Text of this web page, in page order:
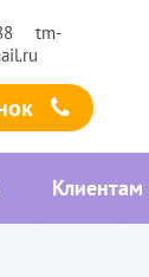
tm-
Клиентам